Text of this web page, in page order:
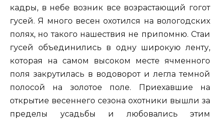
кадры, в небе возник все возрастающий гогот
гусей. Я много весен охотился на вологодских
полях, но такого нашествия не припомню. Стаи
гусей объединились в одну широкую ленту,
которая на самом высоком месте ячменного
поля закрутилась в водоворот и легла темной
полосой на золотое поле. Приехавшие на
открытие весеннего сезона охотники вышли за
пределы усадьбы и любовались этим